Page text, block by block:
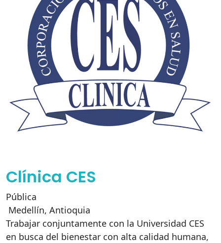
Clínica CES
Pública
Medellín, Antioquia
Trabajar conjuntamente con la Universidad CES
en busca del bienestar con alta calidad humana,